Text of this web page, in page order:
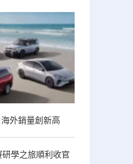
外銷量創新高
研學之旅順利收官